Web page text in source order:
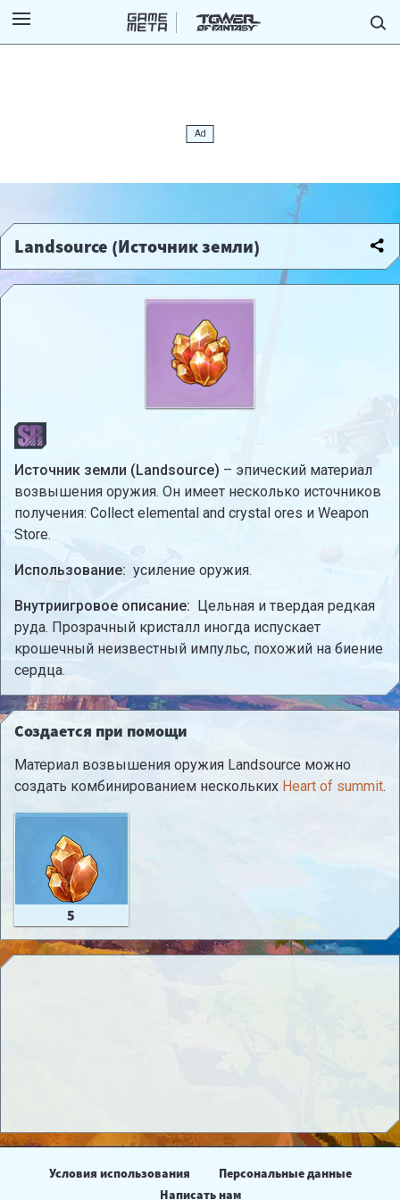
Landsource (Источник земли)
Источник земли (Landsource) – эпический материал
возвышения оружия. Он имеет несколько источников
получения: Collect elemental and crystal ores и Weapon
Store.
Использование: усиление оружия.
Внутриигровое описание: Цельная и твердая редкая
руда. Прозрачный кристалл иногда испускает
крошечный неизвестный импульс, похожий на биение
сердца.
Создается при помощи
Материал возвышения оружия Landsource можно
создать комбинированием нескольких Heart of summit.
5
Условия использования
Персональные данные
Написать нам